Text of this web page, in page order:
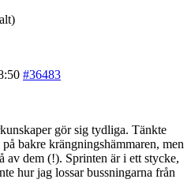
#36483
gör sig tydliga. Tänkte
bakre krängningshämmaren, men
av dem (!). Sprinten är i ett stycke,
hur jag lossar bussningarna från